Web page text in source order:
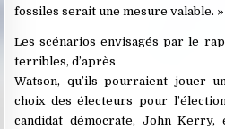
fossiles serait une mesure valable. »
Les scénarios envisagés par le
terribles, d’après
Watson, qu’ils pourraient jouer
choix des électeurs pour
candidat démocrate, John